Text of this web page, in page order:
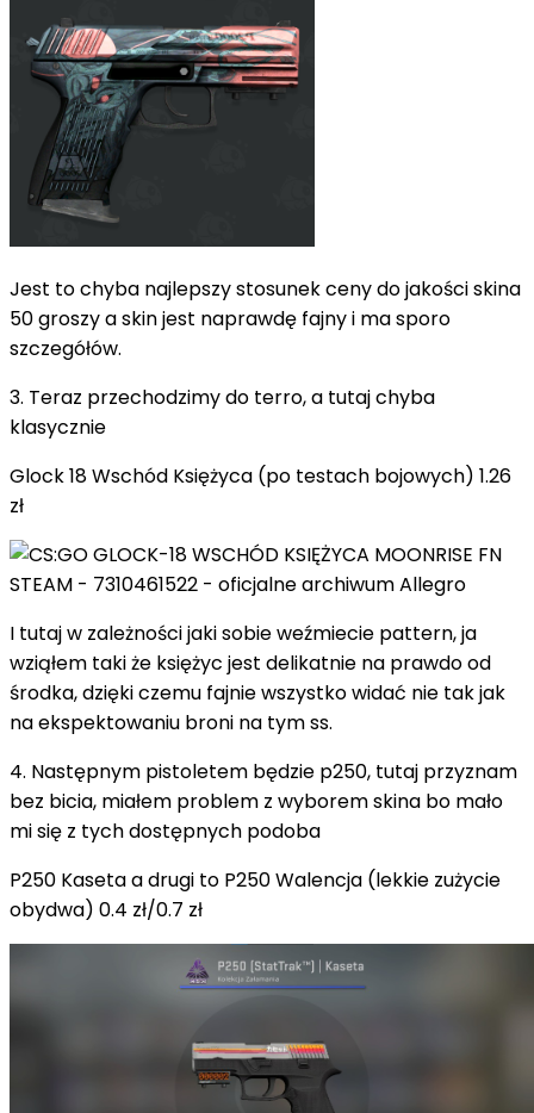
Jest to chyba najlepszy stosunek ceny do jakości skina
50 groszy a skin jest naprawdę fajny i ma sporo
szczegółów.
3. Teraz przechodzimy do terro, a tutaj chyba
klasycznie
Glock 18 Wschód Księżyca (po testach bojowych) 1.26
zł
I tutaj w zależności jaki sobie weźmiecie pattern, ja
wziąłem taki że księżyc jest delikatnie na prawdo od
środka, dzięki czemu fajnie wszystko widać nie tak jak
na ekspektowaniu broni na tym ss.
4. Następnym pistoletem będzie p250, tutaj przyznam
bez bicia, miałem problem z wyborem skina bo mało
mi się z tych dostępnych podoba
P250 Kaseta a drugi to P250 Walencja (lekkie zużycie
obydwa) 0.4 zł/0.7 zł